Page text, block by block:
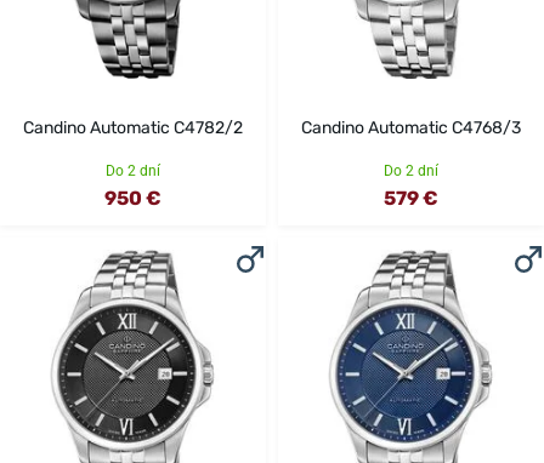
Candino Automatic C4782/2
Do 2 dní
950 €
Candino Automatic C4768/3
Do 2 dní
579 €